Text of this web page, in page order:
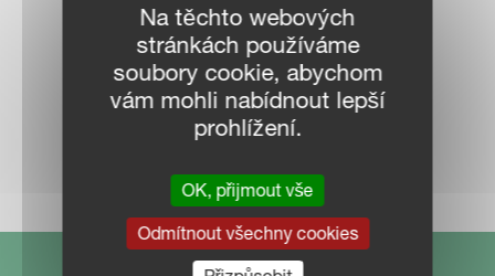
VAŠEM OKOLÍ
Na těchto webových
stránkách používáme
soubory cookie, abychom
vám mohli nabídnout lepší
prohlížení.
OK, přijmout vše
Odmítnout všechny cookies